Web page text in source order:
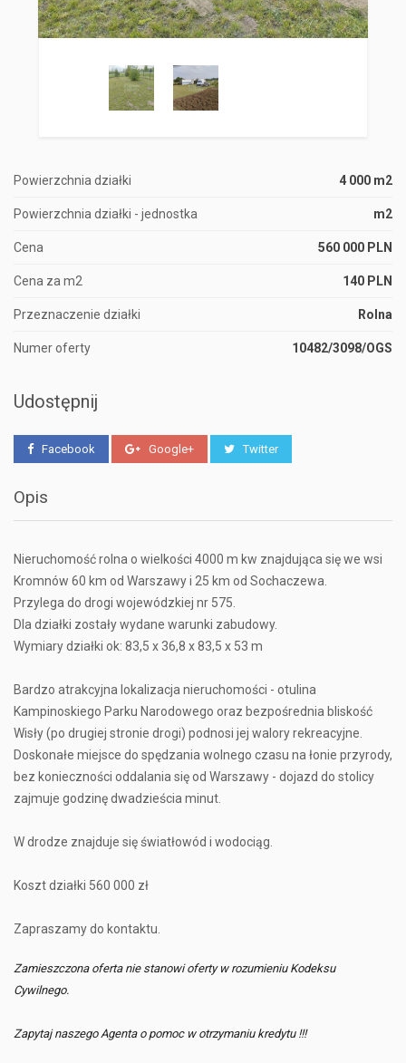
Powierzchnia działki 4 000 m2
Powierzchnia działki - jednostka m2
Cena 560 000 PLN
Cena za m2 140 PLN
Przeznaczenie działki Rolna
Numer oferty 10482/3098/OGS
Udostępnij
Facebook Google+ Twitter
Opis
Nieruchomość rolna o wielkości 4000 m kw znajdująca się we wsi
Kromnów 60 km od Warszawy i 25 km od Sochaczewa.
Przylega do drogi wojewódzkiej nr 575.
Dla działki zostały wydane warunki zabudowy.
Wymiary działki ok: 83,5 x 36,8 x 83,5 x 53 m
Bardzo atrakcyjna lokalizacja nieruchomości - otulina
Kampinoskiego Parku Narodowego oraz bezpośrednia bliskość
Wisły (po drugiej stronie drogi) podnosi jej walory rekreacyjne.
Doskonałe miejsce do spędzania wolnego czasu na łonie przyrody,
bez konieczności oddalania się od Warszawy - dojazd do stolicy
zajmuje godzinę dwadzieścia minut.
W drodze znajduje się światłowód i wodociąg.
Koszt działki 560 000 zł
Zapraszamy do kontaktu.
Zamieszczona oferta nie stanowi oferty w rozumieniu Kodeksu
Cywilnego.
Zapytaj naszego Agenta o pomoc w otrzymaniu kredytu !!!